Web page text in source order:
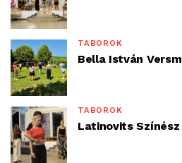
TÁBOROK
Bella István
TÁBOROK
Latinovits